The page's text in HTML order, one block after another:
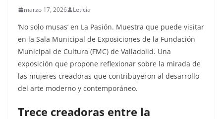
marzo 17, 2026 Leticia
‘No solo musas’ en La Pasión. Muestra que puede visitar
en la Sala Municipal de Exposiciones de la Fundación
Municipal de Cultura (FMC) de Valladolid. Una
exposición que propone reflexionar sobre la mirada de
las mujeres creadoras que contribuyeron al desarrollo
del arte moderno y contemporáneo.
Trece creadoras entre la